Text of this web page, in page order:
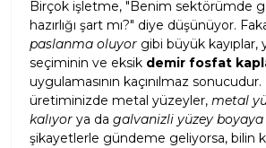
Birçok işletme, "Benim sektörümde
hazırlığı şart mı?" diye düşünüyor.
paslanma oluyor gibi büyük kayıplar,
seçiminin ve eksik demir fosfat
uygulamasının kaçınılmaz
üretiminizde metal yüzeyler, metal
kalıyor ya da galvanizli yüzey
şikayetlerle gündeme geliyorsa, bilin